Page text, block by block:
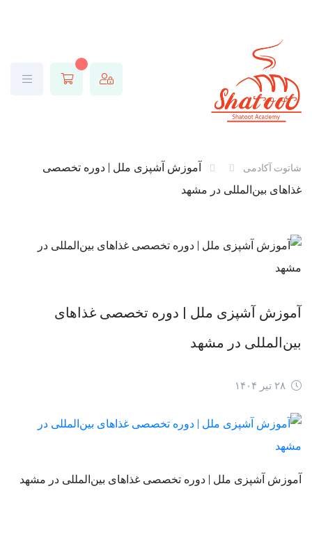
شاتوت آکادمی
آموزش آشپزی ملل | دوره تخصصی
غذاهای بین‌المللی در مشهد
آموزش آشپزی ملل | دوره تخصصی غذاهای
بین‌المللی در مشهد
۲۸ تیر ۱۴۰۴
آموزش آشپزی ملل | دوره تخصصی غذاهای بین‌المللی در مشهد